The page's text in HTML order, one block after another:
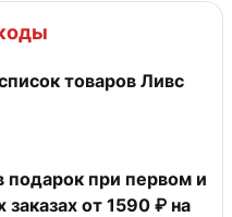
товаров Ливс
при первом и
заказах от 1590 ₽ на